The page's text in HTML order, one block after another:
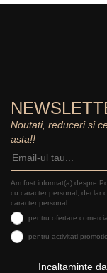
Noutati, reduceri si
asta!!
Am fost informat(a) despre
cu caracter personal, declar
caracter personal:
pentru ofertare
pentru activitati
Incaltaminte